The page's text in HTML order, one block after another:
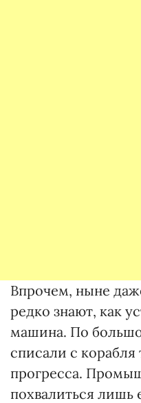
Впрочем, ныне
редко знают, как
машина. По
списали с корабля
прогресса.
похвалиться